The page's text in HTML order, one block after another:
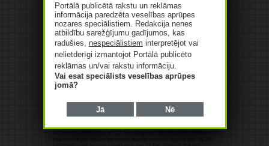
Portālā publicētā rakstu un reklāmas
informācija paredzēta veselības aprūpes
nozares speciālistiem. Redakcija nenes
atbildību sarežģījumu gadījumos, kas
radušies, nespeciālistiem interpretējot vai
nelietderīgi izmantojot Portālā publicēto
reklāmas un/vai rakstu informāciju.
Vai esat speciālists veselības aprūpes
jomā?
Jā Nē